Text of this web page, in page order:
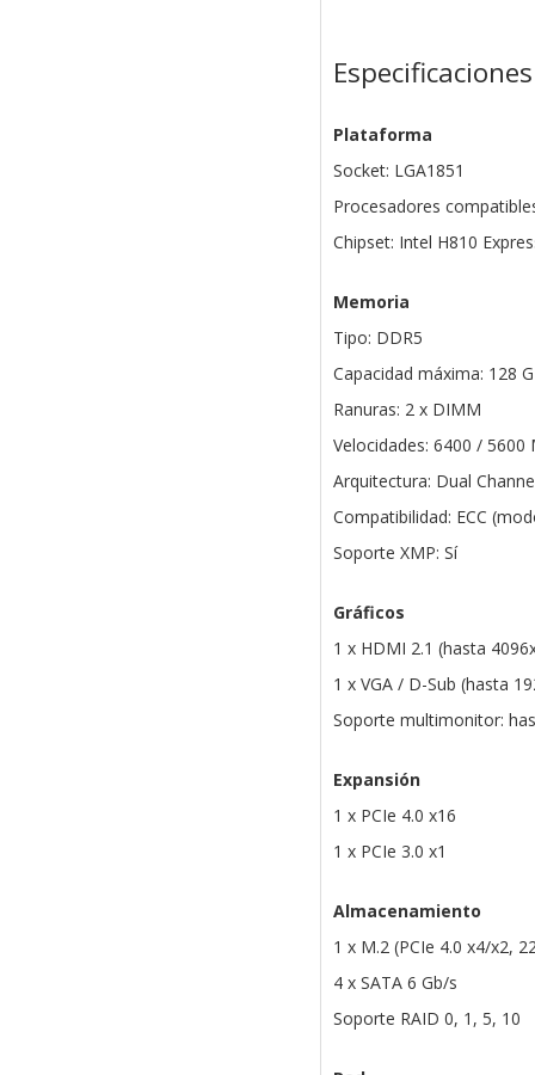
Especificaciones
Plataforma
Socket: LGA1851
Procesadores
Chipset: Intel H810
Memoria
Tipo: DDR5
Capacidad máxima: 128
Ranuras: 2 x DIMM
Velocidades: 6400 / 5600
Arquitectura: Dual
Compatibilidad: ECC
Soporte XMP: Sí
Gráficos
1 x HDMI 2.1 (hasta
1 x VGA / D-Sub (hasta
Soporte multimonitor:
Expansión
1 x PCIe 4.0 x16
1 x PCIe 3.0 x1
Almacenamiento
1 x M.2 (PCIe 4.0 x4/x2,
4 x SATA 6 Gb/s
Soporte RAID 0, 1, 5, 10